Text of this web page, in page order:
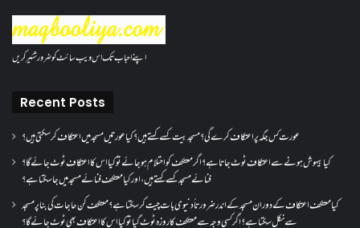
اپنے احباب تک اس ویب سائٹ کو ضرور شئیر کریں
Recent Posts
عورت کس جگہ پر اعتکاف کرے گی؟مسجد بیت کسے کہتے ہیں؟کیا عورتیں مسجد میں اعتکاف کر سکتی ہیں؟
کیا بیہوش ہونے سے اعتکاف ٹوٹ جاتا ہے؟ اگر معتکف کو احتلام ہو جائے تو کیا اس کا اعتکاف ٹوٹ جائے گا؟
فنائے مسجد کسے کہتے ہیں ، اور کیا معتکف فنائے مسجد میں جا سکتا ہے؟
کیا معتکف اعتکاف کے دوران مسجد کے اندر ضرورتاً دنیوی بات چیت کر سکتا ہے؟معتکف کن حاجات کی بنا پر مسجد
سے نکل سکتا ہے؟ اگر کسی وجہ سے معتکف کا روزہ ٹوٹ گیا تو کیا اس کا اعتکاف بھی ٹوٹ جائے گا؟